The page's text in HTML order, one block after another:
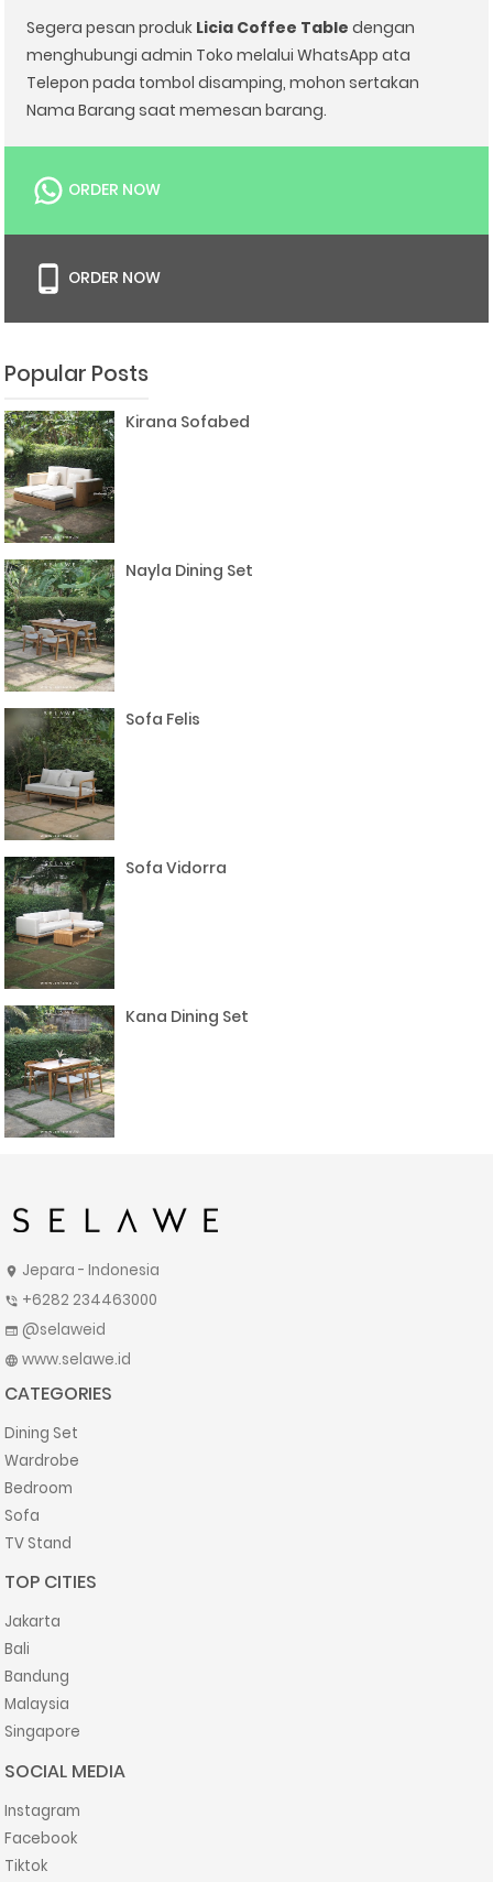
Segera pesan produk Licia Coffee Table dengan
menghubungi admin Toko melalui WhatsApp ata
Telepon pada tombol disamping, mohon sertakan
Nama Barang saat memesan barang.
ORDER NOW
ORDER NOW
Popular Posts
Kirana Sofabed
Nayla Dining Set
Sofa Felis
Sofa Vidorra
Kana Dining Set
location_on Jepara - Indonesia
phone_in_talk +6282 234463000
web @selaweid
language www.selawe.id
CATEGORIES
Dining Set
Wardrobe
Bedroom
Sofa
TV Stand
TOP CITIES
Jakarta
Bali
Bandung
Malaysia
Singapore
SOCIAL MEDIA
Instagram
Facebook
Tiktok